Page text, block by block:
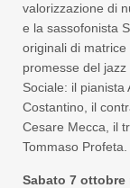
valorizzazione di
e la sassofonista
originali di
promesse del
Sociale: il pianista
Costantino, il
Cesare Mecca, il
Tommaso Profeta.
Sabato 7 ottobre